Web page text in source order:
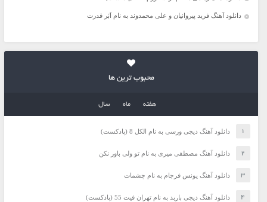
دانلود آهنگ فرید پیروانیان و علی محمدوند به نام اَبَر قدرت
محبوب ترین ها
هفته ماه سال
دانلود آهنگ دیجی ورسی به نام الکل 8 (پادکست)
دانلود آهنگ مصطفی میری به نام تو ولی باور نکن
دانلود آهنگ یونس فرجام به نام چشمات
دانلود آهنگ دیجی باربد به نام تهران فیت 55 (پادکست)